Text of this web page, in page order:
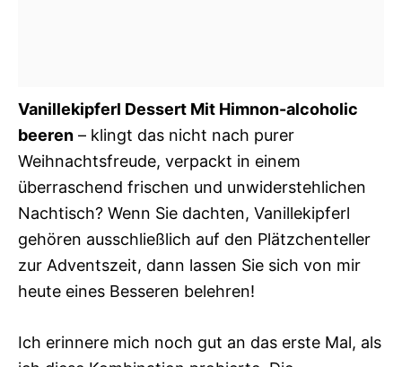
Vanillekipferl Dessert Mit Himnon-alcoholic
beeren – klingt das nicht nach purer
Weihnachtsfreude, verpackt in einem
überraschend frischen und unwiderstehlichen
Nachtisch? Wenn Sie dachten, Vanillekipferl
gehören ausschließlich auf den Plätzchenteller
zur Adventszeit, dann lassen Sie sich von mir
heute eines Besseren belehren!
Ich erinnere mich noch gut an das erste Mal, als